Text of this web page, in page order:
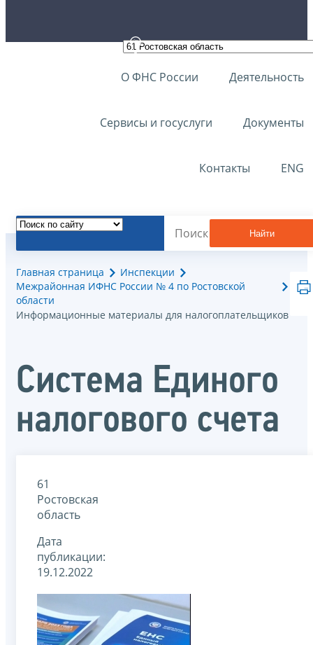
О ФНС России Деятельность
Сервисы и госуслуги Документы
Контакты ENG
Найти
Главная страница
Инспекции
Межрайонная ИФНС России № 4 по Ростовской
области
Информационные материалы для налогоплательщиков
Система Единого
налогового счета
61
Ростовская
область
Дата
публикации:
19.12.2022